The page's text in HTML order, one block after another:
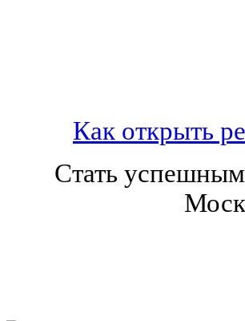
Как открыть
Стать успешным